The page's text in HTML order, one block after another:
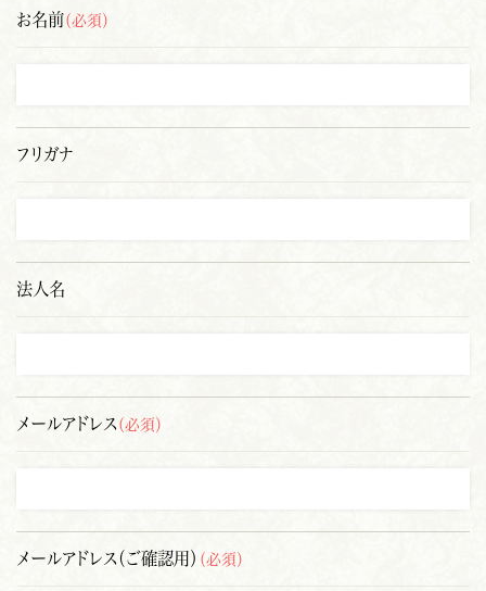
お名前（必須）
フリガナ
法人名
メールアドレス（必須）
メールアドレス（ご確認用） （必須）